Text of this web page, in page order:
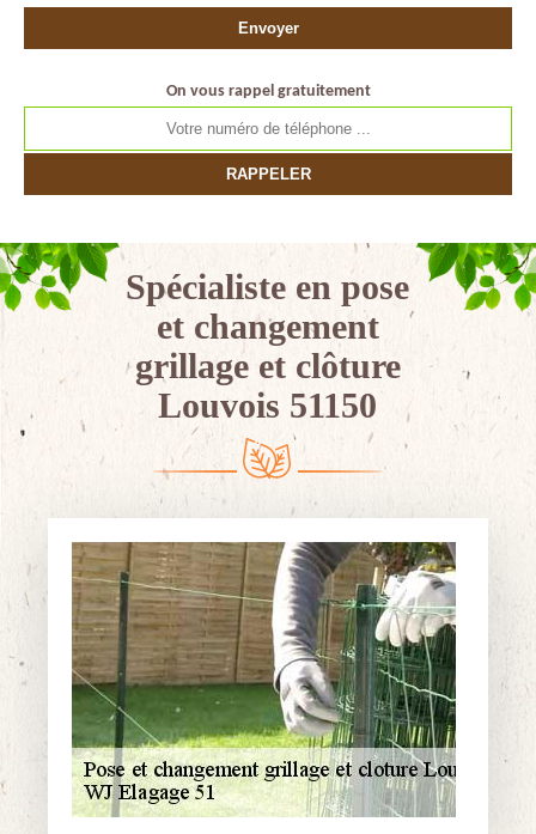
On vous rappel gratuitement
Spécialiste en pose
et changement
grillage et clôture
Louvois 51150